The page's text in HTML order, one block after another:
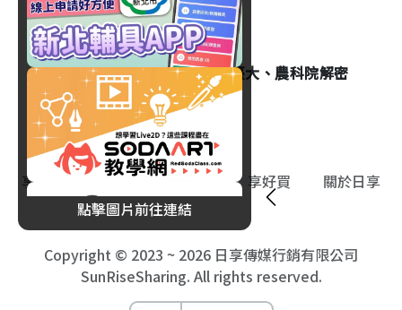
生活
高中生秒殺搶報！新北攜手臺大、農科院解密
AI智慧農業
點擊圖片前往連結
享影音 享食旅 享生活 享好買 關於日享
Copyright © 2023 ~ 2026 日享傳媒行銷有限公司
SunRiseSharing. All rights reserved.